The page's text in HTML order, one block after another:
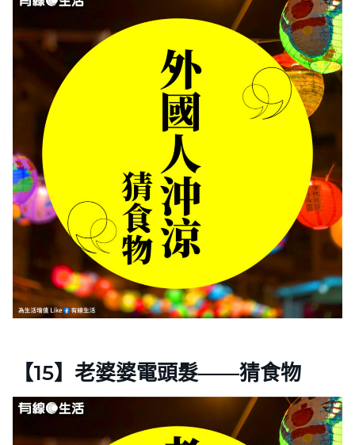
【15】老婆婆電頭髮——猜食物